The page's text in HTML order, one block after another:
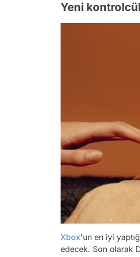
Yeni
Xbox'un en iyi
edecek. Son olarak